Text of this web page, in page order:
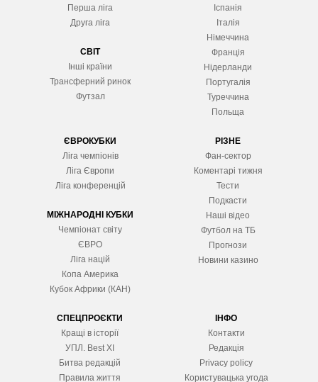
Перша ліга
Друга ліга
СВІТ
Інші країни
Трансферний ринок
Футзал
Іспанія
Італія
Німеччина
Франція
Нідерланди
Португалія
Туреччина
Польща
ЄВРОКУБКИ
Ліга чемпіонів
Ліга Європи
Ліга конференцій
МІЖНАРОДНІ КУБКИ
Чемпіонат світу
ЄВРО
Ліга націй
Копа Америка
Кубок Африки (КАН)
РІЗНЕ
Фан-сектор
Коментарі тижня
Тести
Подкасти
Наші відео
Футбол на ТБ
Прогнози
Новини казино
СПЕЦПРОЄКТИ
Кращі в історії
УПЛ. Best XІ
Битва редакцій
Правила життя
ІНФО
Контакти
Редакція
Privacy policy
Користувацька угода